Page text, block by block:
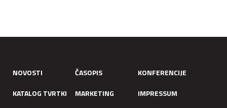
NOVOSTI ČASOPIS
KONFERENCIJE
KATALOG TVRTKI
MARKETING IMPRESSUM